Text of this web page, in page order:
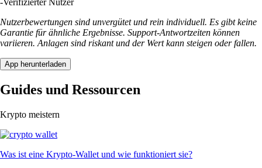
-Verifizierter Nutzer
Nutzerbewertungen sind unvergütet und rein individuell. Es gibt keine
Garantie für ähnliche Ergebnisse. Support-Antwortzeiten können
variieren. Anlagen sind riskant und der Wert kann steigen oder fallen.
App herunterladen
Guides und Ressourcen
Krypto meistern
Was ist eine Krypto-Wallet und wie funktioniert sie?